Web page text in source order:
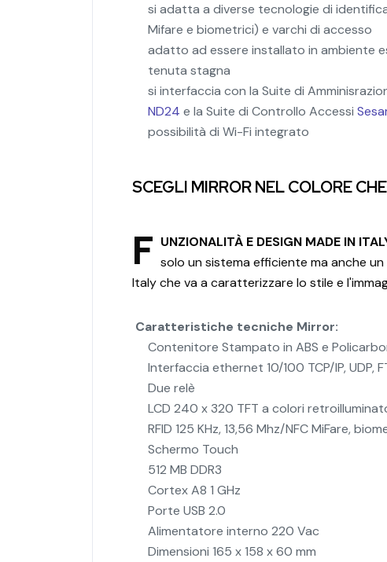
si adatta a diverse tecnologie di
Mifare e biometrici) e varchi di accesso
adatto ad essere installato in ambiente
tenuta stagna
si interfaccia con la Suite di
ND24 e la Suite di Controllo Accessi
possibilità di Wi-Fi integrato
SCEGLI MIRROR NEL COLORE
F UNZIONALITÀ E DESIGN MADE IN
solo un sistema efficiente ma anche un
Italy che va a caratterizzare lo stile e
Caratteristiche tecniche Mirror:
Contenitore Stampato in ABS e
Interfaccia ethernet 10/100 TCP/IP, UDP,
Due relè
LCD 240 x 320 TFT a colori
RFID 125 KHz, 13,56 Mhz/NFC MiFare,
Schermo Touch
512 MB DDR3
Cortex A8 1 GHz
Porte USB 2.0
Alimentatore interno 220 Vac
Dimensioni 165 x 158 x 60 mm